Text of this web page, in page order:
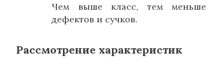
Чем выше класс, тем меньше
дефектов и сучков.
Рассмотрение характеристик